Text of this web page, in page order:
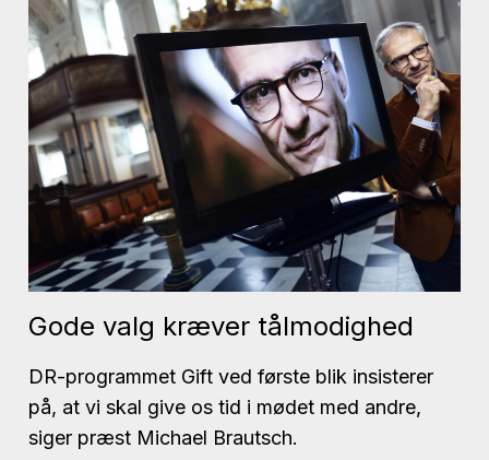
Gode valg kræver tålmodighed
DR-programmet Gift ved første blik insisterer
på, at vi skal give os tid i mødet med andre,
siger præst Michael Brautsch.